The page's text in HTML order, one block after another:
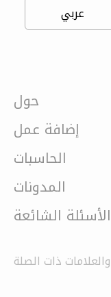
حول
إضافة عمل
الحاسبات
المدونات
الأسئلة الشائعة
ذات الصلة